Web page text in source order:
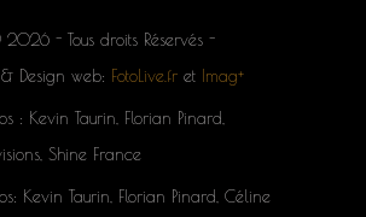
- Tous droits Réservés -
Design web: FotoLive.fr et Imag+
: Kevin Taurin, Florian Pinard,
Shine France
Kevin Taurin, Florian Pinard, Céline